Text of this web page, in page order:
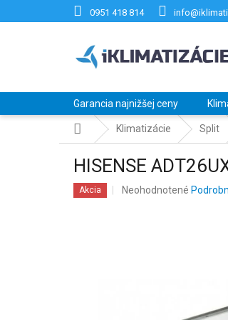
0951 418 814
Garancia najnižšej ceny
DomovKlimatizácie Split
HISENSE
Akcia
Priemerné
Neohodnotené